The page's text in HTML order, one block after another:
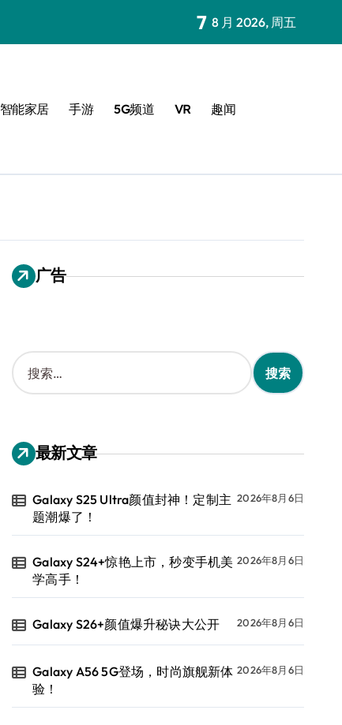
7 8 月 2026, 周五
智能家居 手游 5G频道 VR 趣闻
广告
搜
索
：
最新文章
Galaxy S25 Ultra颜值封神！定制主
题潮爆了！
2026年8月6日
Galaxy S24+惊艳上市，秒变手机美
学高手！
2026年8月6日
Galaxy S26+颜值爆升秘诀大公开 2026年8月6日
Galaxy A56 5G登场，时尚旗舰新体
验！
2026年8月6日